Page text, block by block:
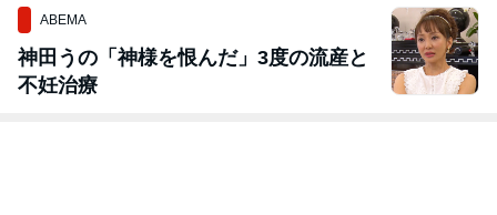
ABEMA
神田うの「神様を恨んだ」3度の流産と
不妊治療